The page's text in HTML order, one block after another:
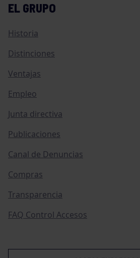
EL GRUPO
Historia
Distinciones
Ventajas
Empleo
Junta directiva
Publicaciones
Canal de Denuncias
Compras
Transparencia
FAQ Control Accesos